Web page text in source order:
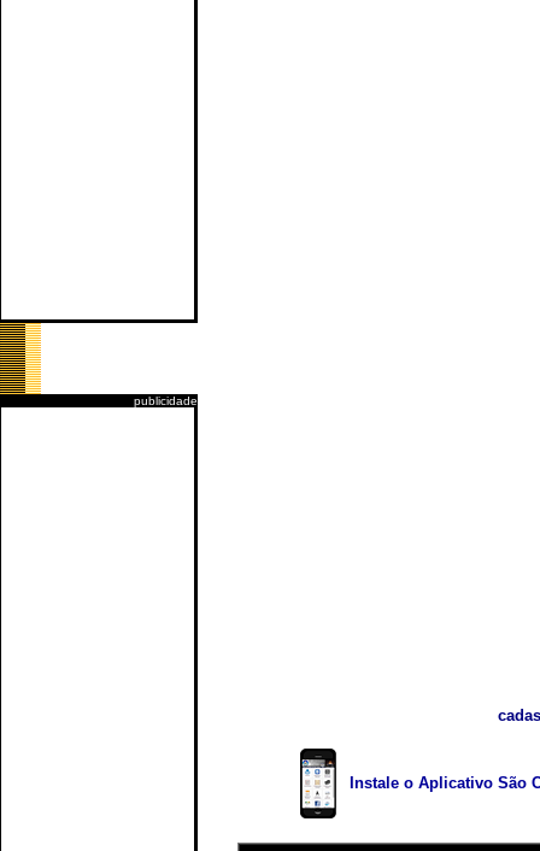
publicidade
Instale o Aplicativo São